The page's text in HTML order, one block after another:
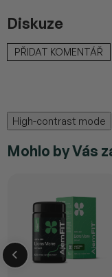
Diskuze
PŘIDAT KOMENTÁŘ
High-contrast mode
Mohlo by Vás